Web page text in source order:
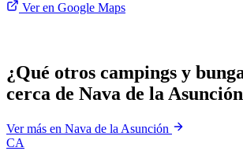
Ver en Google Maps
¿Qué otros campings y
cerca de Nava de la
Ver más en Nava de la Asunción
CA